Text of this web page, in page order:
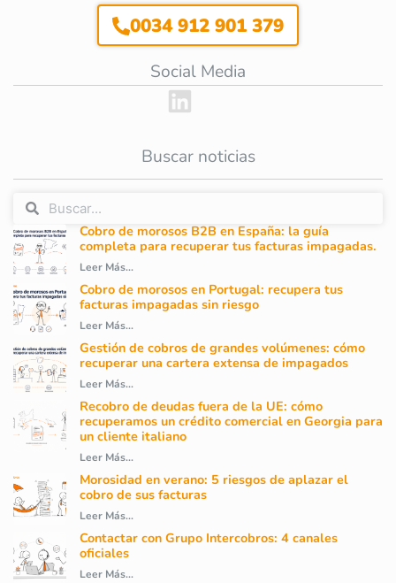
0034 912 901 379
Social Media
Buscar noticias
Cobro de morosos B2B en España: la guía
completa para recuperar tus facturas impagadas.
Leer Más...
Cobro de morosos en Portugal: recupera tus
facturas impagadas sin riesgo
Leer Más...
Gestión de cobros de grandes volúmenes: cómo
recuperar una cartera extensa de impagados
Leer Más...
Recobro de deudas fuera de la UE: cómo
recuperamos un crédito comercial en Georgia para
un cliente italiano
Leer Más...
Morosidad en verano: 5 riesgos de aplazar el
cobro de sus facturas
Leer Más...
Contactar con Grupo Intercobros: 4 canales
oficiales
Leer Más...